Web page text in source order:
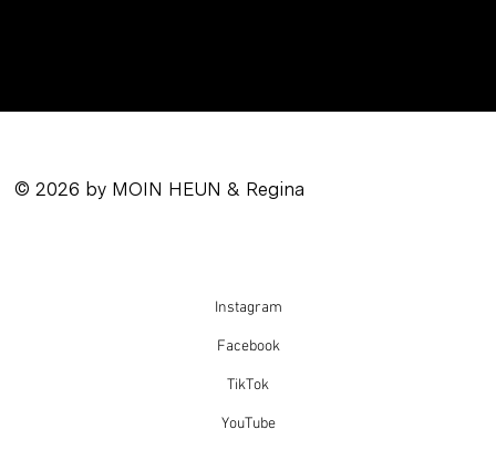
© 2026 by MOIN HEUN & Regina
Instagram
Facebook
TikTok
YouTube